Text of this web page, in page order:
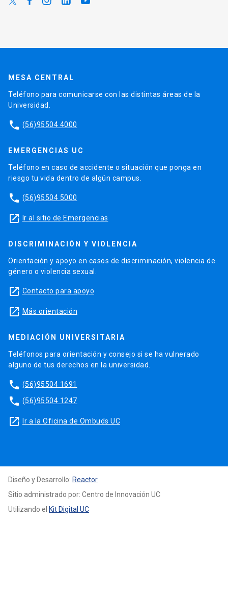
MESA CENTRAL
Teléfono para comunicarse con las distintas áreas de la
Universidad.
phone (56)95504 4000
EMERGENCIAS UC
Teléfono en caso de accidente o situación que ponga en
riesgo tu vida dentro de algún campus.
phone (56)95504 5000
launch Ir al sitio de Emergencias
DISCRIMINACIÓN Y VIOLENCIA
Orientación y apoyo en casos de discriminación, violencia de
género o violencia sexual.
launch Contacto para apoyo
launch Más orientación
MEDIACIÓN UNIVERSITARIA
Teléfonos para orientación y consejo si se ha vulnerado
alguno de tus derechos en la universidad.
phone (56)95504 1691
phone (56)95504 1247
launch Ir a la Oficina de Ombuds UC
Diseño y Desarrollo: Reactor
Sitio administrado por: Centro de Innovación UC
Utilizando el Kit Digital UC